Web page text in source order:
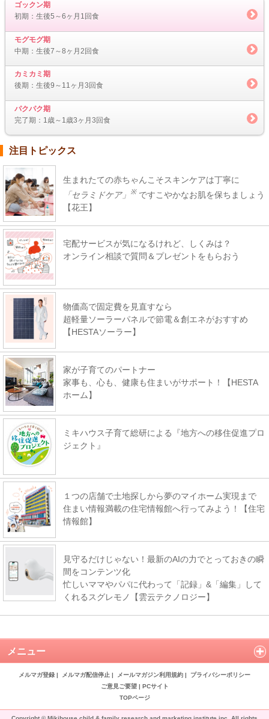
ゴックン期
初期：生後5～6ヶ月1回食
モグモグ期
中期：生後7～8ヶ月2回食
カミカミ期
後期：生後9～11ヶ月3回食
パクパク期
完了期：1歳～1歳3ヶ月3回食
注目トピックス
生まれたての赤ちゃんこそスキンケアは丁寧に
「セラミドケア」
※ ですこやかなお肌を保ちましょう
【花王】
宅配サービスが気になるけれど、しくみは？
オンライン相談で質問＆プレゼントをもらおう
物価高で固定費を見直すなら
超軽量ソーラーパネルで節電＆創エネがおすすめ
【HESTAソーラー】
家が子育てのパートナー
家事も、心も、健康も住まいがサポート！【HESTA
ホーム】
ミキハウス子育て総研による『地方への移住促進プロ
ジェクト』
１つの店舗で土地探しから夢のマイホーム実現まで
住まい情報満載の住宅情報館へ行ってみよう！【住宅
情報館】
見守るだけじゃない！最新のAIの力でとっておきの瞬
間をコンテンツ化
忙しいママやパパに代わって「記録」&「編集」して
くれるスグレモノ【雲云テクノロジー】
メニュー
メルマガ登録 | メルマガ配信停止 | メールマガジン利用規約 | プライバシーポリシー
ご意見ご要望| PCサイト
TOPページ